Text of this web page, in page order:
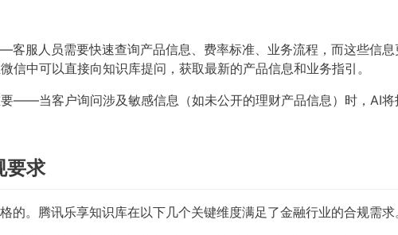
服人员需要快速查询产品信息、费率标准、业务流程，而这些信息
信中可以直接向知识库提问，获取最新的产品信息和业务指引。
——当客户询问涉及敏感信息（如未公开的理财产品信息）时，AI
要求
。腾讯乐享知识库在以下几个关键维度满足了金融行业的合规需求